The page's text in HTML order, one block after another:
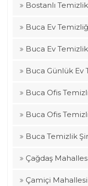
Bostanlı
Buca Ev
Buca Ev
Buca Günlük Ev
Buca Ofis
Buca Ofis
Buca Temizlik
Çağdaş
Çamiçi